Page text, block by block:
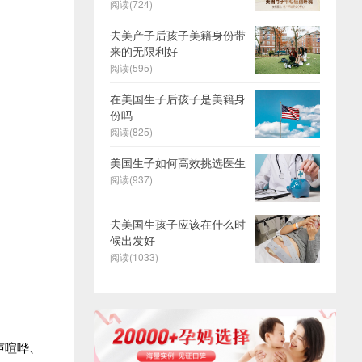
哗、
阅读(724)
去美产子后孩子美籍身份带
来的无限利好
阅读(595)
在美国生子后孩子是美籍身
份吗
阅读(825)
美国生子如何高效挑选医生
阅读(937)
去美国生孩子应该在什么时
候出发好
阅读(1033)